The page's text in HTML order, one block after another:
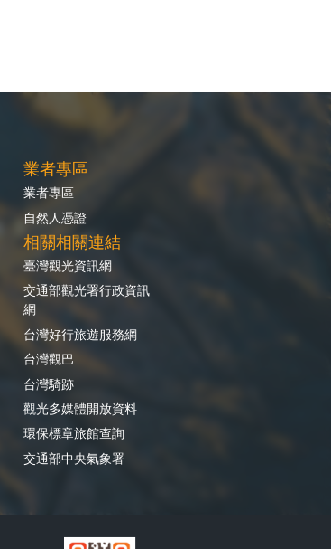
業者專區
業者專區
自然人憑證
相關相關連結
臺灣觀光資訊網
交通部觀光署行政資訊
網
台灣好行旅遊服務網
台灣觀巴
台灣騎跡
觀光多媒體開放資料
環保標章旅館查詢
交通部中央氣象署